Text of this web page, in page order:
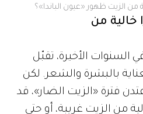
من الزيت ظهور «عيون الباندا»؟
خالية من
الأخيرة، تقبّل
بالبشرة والشعر. لكن
فترة «الزيت الضار»، قد
من الزيت غريبة، أو حتى